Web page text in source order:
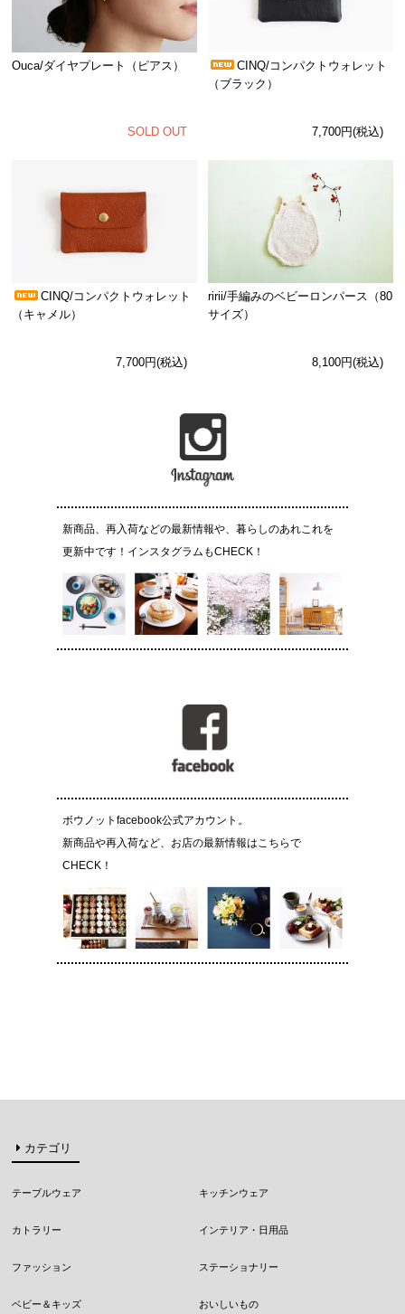
Ouca/ダイヤプレート（ピアス）
SOLD OUT
CINQ/コンパクトウォレット
（ブラック）
7,700円(税込)
CINQ/コンパクトウォレット
（キャメル）
7,700円(税込)
ririi/手編みのベビーロンパース（80
サイズ）
8,100円(税込)
新商品、再入荷などの最新情報や、暮らしのあれこれを
更新中です！インスタグラムもCHECK！
ボウノットfacebook公式アカウント。
新商品や再入荷など、お店の最新情報はこちらで
CHECK！
カテゴリ
テーブルウェア キッチンウェア
カトラリー インテリア・日用品
ファッション ステーショナリー
ベビー＆キッズ おいしいもの